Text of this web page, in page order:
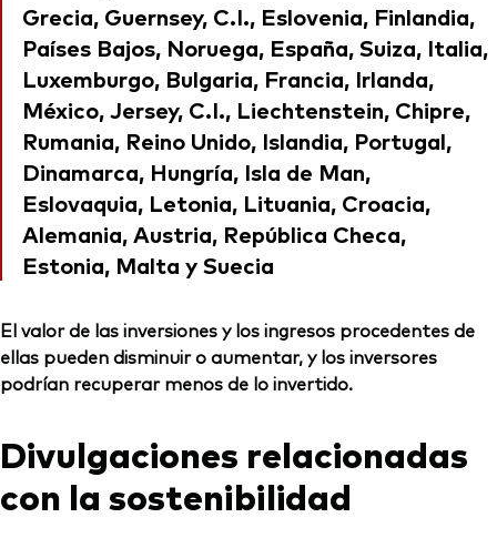
Grecia, Guernsey, C.I., Eslovenia, Finlandia,
Países Bajos, Noruega, España, Suiza, Italia,
Luxemburgo, Bulgaria, Francia, Irlanda,
México, Jersey, C.I., Liechtenstein, Chipre,
Rumania, Reino Unido, Islandia, Portugal,
Dinamarca, Hungría, Isla de Man,
Eslovaquia, Letonia, Lituania, Croacia,
Alemania, Austria, República Checa,
Estonia, Malta y Suecia
El valor de las inversiones y los ingresos procedentes de
ellas pueden disminuir o aumentar, y los inversores
podrían recuperar menos de lo invertido.
Divulgaciones relacionadas
con la sostenibilidad